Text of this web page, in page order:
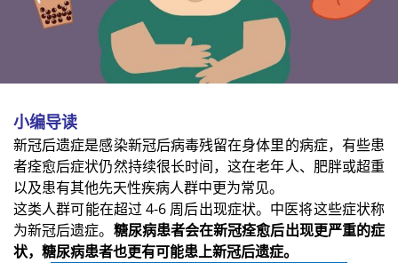
小编导读
新冠后遗症是感染新冠后病毒残留在身体里的病症，有些患
者痊愈后症状仍然持续很长时间，这在老年人、肥胖或超重
以及患有其他先天性疾病人群中更为常见。
这类人群可能在超过 4-6 周后出现症状。中医将这些症状称
为新冠后遗症。 糖尿病患者会在新冠痊愈后出现更严重的症
状，糖尿病患者也更有可能患上新冠后遗症。